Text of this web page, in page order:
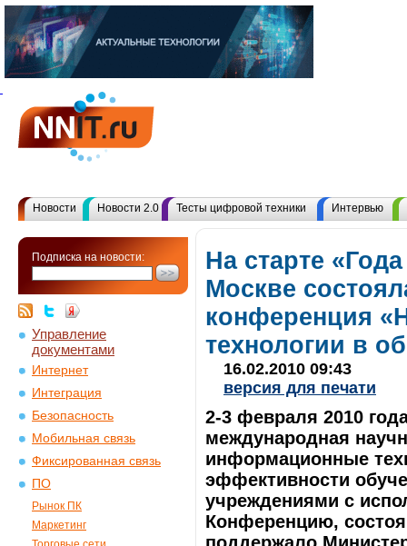
Новости Новости 2.0 Тесты цифровой техники Интервью
Подписка на новости:
Управление
документами
Интернет
Интеграция
Безопасность
Мобильная связь
Фиксированная связь
ПО
Рынок ПК
Маркетинг
На старте
Москве
конференция
технологии в
16.02.2010 09:43
версия для печати
2-3 февраля 2010
международная
информационные
эффективности
учреждениями с
Конференцию,